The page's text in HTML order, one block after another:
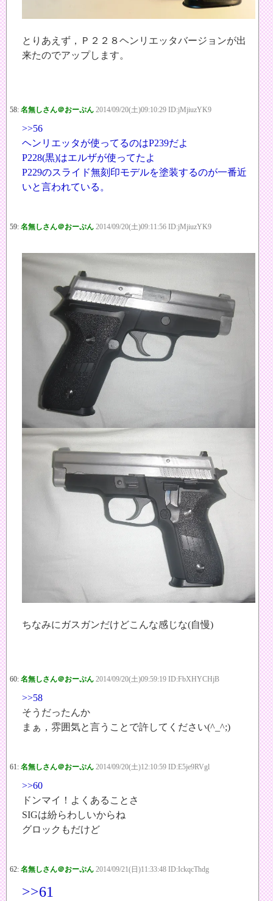
とりあえず，Ｐ２２８ヘンリエッタバージョンが出
来たのでアップします。
58: 名無しさん＠おーぷん 2014/09/20(土)09:10:29 ID:jMjiuzYK9
>>56
ヘンリエッタが使ってるのはP239だよ
P228(黒)はエルザが使ってたよ
P229のスライド無刻印モデルを塗装するのが一番近
いと言われている。
59: 名無しさん＠おーぷん 2014/09/20(土)09:11:56 ID:jMjiuzYK9
ちなみにガスガンだけどこんな感じな(自慢)
60: 名無しさん＠おーぷん 2014/09/20(土)09:59:19 ID:FbXHYCHjB
>>58
そうだったんか
まぁ，雰囲気と言うことで許してください(^_^;)
61: 名無しさん＠おーぷん 2014/09/20(土)12:10:59 ID:E5je9RVgl
>>60
ドンマイ！よくあることさ
SIGは紛らわしいからね
グロックもだけど
62: 名無しさん＠おーぷん 2014/09/21(日)11:33:48 ID:IckqcThdg
>>61